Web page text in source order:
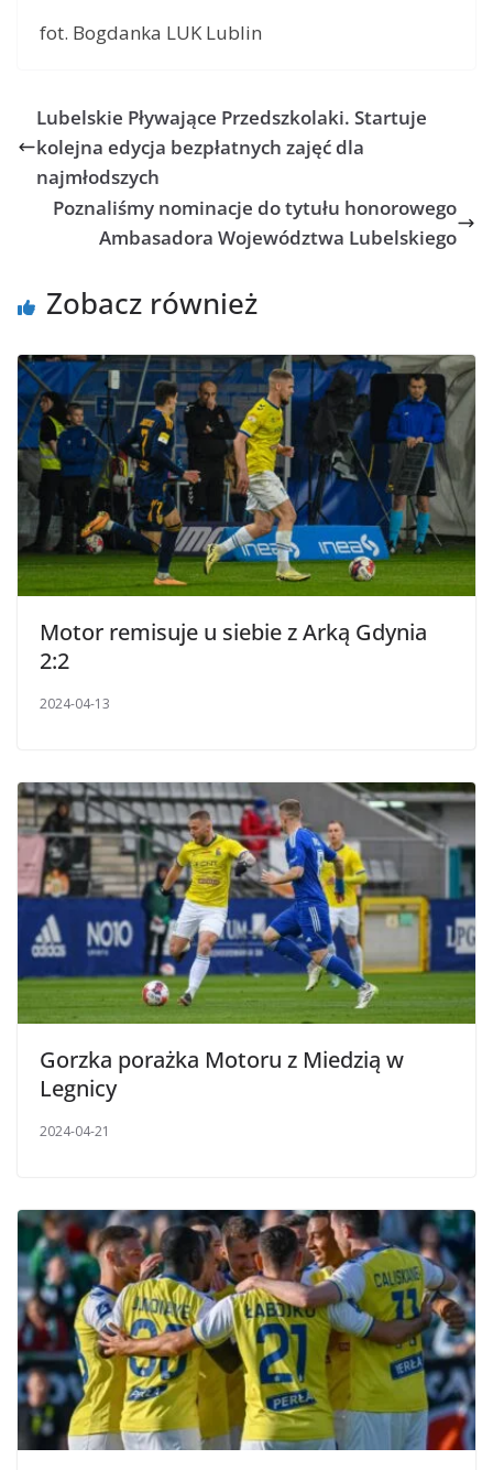
fot. Bogdanka LUK Lublin
Lubelskie Pływające Przedszkolaki. Startuje
kolejna edycja bezpłatnych zajęć dla
najmłodszych
Poznaliśmy nominacje do tytułu honorowego
Ambasadora Województwa Lubelskiego
Zobacz również
Motor remisuje u siebie z Arką Gdynia
2:2
2024-04-13
Gorzka porażka Motoru z Miedzią w
Legnicy
2024-04-21